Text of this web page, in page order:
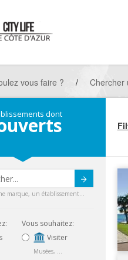
vous faire ? / Chercher
dont
marque, un établissement...
Vous souhaitez:
Visiter
Musées, ...